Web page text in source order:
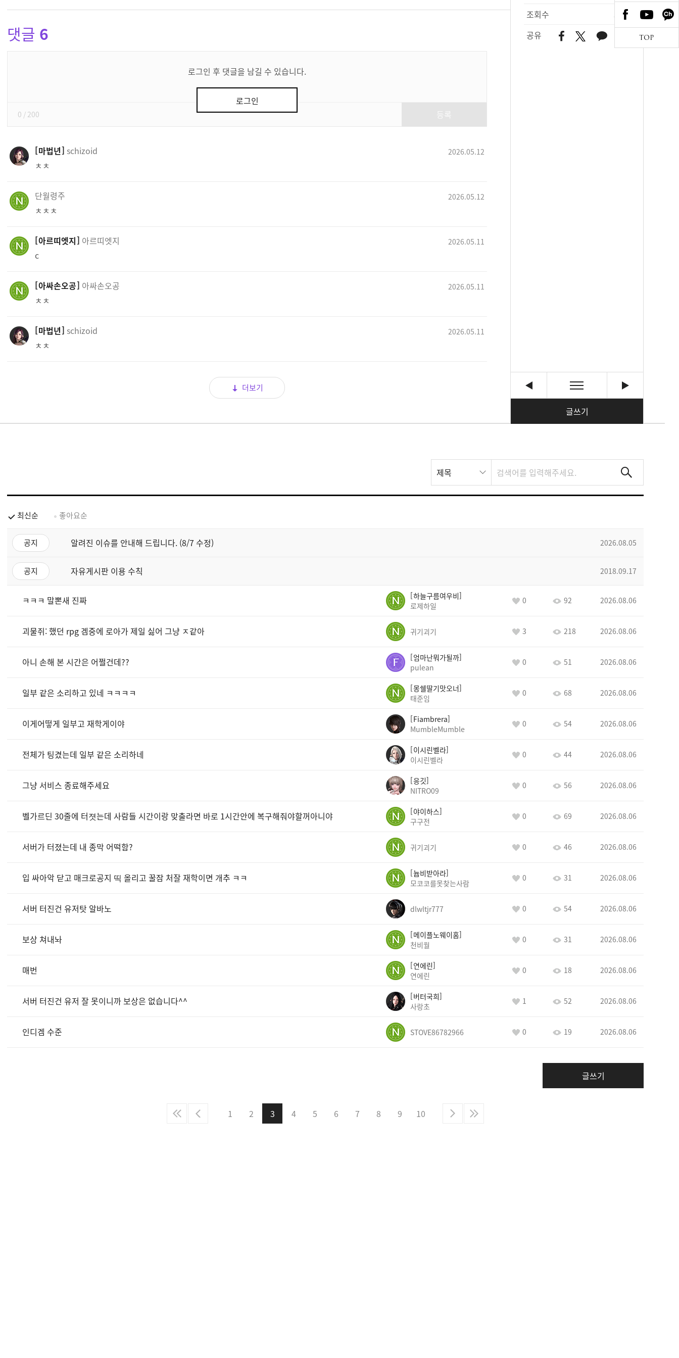
조회수
356
공유
글쓰기
댓글 6
로그인 후 댓글을 남길 수 있습니다.
로그인
0 / 200
마법년 schizoid 2026.05.12
ㅊㅊ
단월령주 2026.05.12
ㅊㅊㅊ
아르띠엣지 아르띠엣지 2026.05.11
c
아싸손오공 아싸손오공 2026.05.11
ㅊㅊ
마법년 schizoid 2026.05.11
ㅊㅊ
더보기
스
트
제목
최신순 좋아요순
공지 알려진 이슈를 안내해 드립니다. (8/7 수정) 2026.08.05
공지 자유게시판 이용 수칙 2018.09.17
ㅋㅋㅋ 말뽄새 진짜
하늘구름여우비
로제하일
0 92 2026.08.06
괴물쥐: 했던 rpg 겜중에 로아가 제일 싫어 그냥 ㅈ같아 귀기괴기 3 218 2026.08.06
아니 손해 본 시간은 어쩔건데??
엄마난뭐가될까
pulean
0 51 2026.08.06
일부 같은 소리하고 있네 ㅋㅋㅋㅋ
몽쉘딸기맛오너
태준임
0 68 2026.08.06
이게어떻게 일부고 재학게이야
Fiambrera
MumbleMumble
0 54 2026.08.06
전체가 팅겼는데 일부 같은 소리하네
이시린벨라
이시린벨라
0 44 2026.08.06
그냥 서비스 종료해주세요
응깃
NITRO09
0 56 2026.08.06
벨가르딘 30줄에 터졋는데 사람들 시간이랑 맞출라면 바로 1시간안에 복구해줘야할꺼아니야
야이하스
구구전
0 69 2026.08.06
서버가 터졌는데 내 종막 어떡함? 귀기괴기 0 46 2026.08.06
입 싸아악 닫고 매크로공지 띡 올리고 꿀잠 처잘 재학이면 개추 ㅋㅋ
늅비받아라
모코코를못찾는사람
0 31 2026.08.06
서버 터진건 유저탓 알바노 dlwltjr777 0 54 2026.08.06
보상 쳐내놔
메이플노웨이홈
천비월
0 31 2026.08.06
매번
연에린
연에린
0 18 2026.08.06
서버 터진건 유저 잘 못이니까 보상은 없습니다^^
버터국희
사랑초
1 52 2026.08.06
인디겜 수준 STOVE86782966 0 19 2026.08.06
글쓰기
1 2 3 4 5 6 7 8 9 10
TOP